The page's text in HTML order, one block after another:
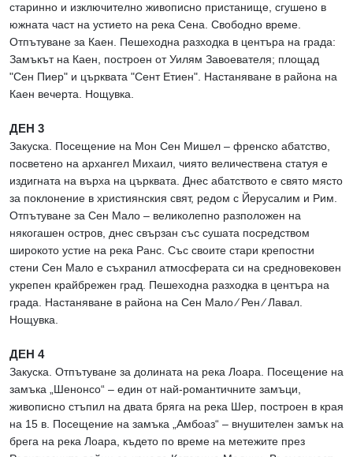
старинно и изключително живописно пристанище, сгушено в
южната част на устието на река Сена. Свободно време.
Отпътуване за Каен. Пешеходна разходка в центъра на града:
Замъкът на Каен, построен от Уилям Завоевателя; площад
"Сен Пиер" и църквата "Сент Етиен". Настаняване в района на
Каен вечерта. Нощувка.
ДЕН 3
Закуска. Посещение на Мон Сен Мишел – френско абатство,
посветено на архангел Михаил, чиято величествена статуя е
издигната на върха на църквата. Днес абатството е свято място
за поклонение в християнския свят, редом с Йерусалим и Рим.
Отпътуване за Сен Мало – великолепно разположен на
някогашен остров, днес свързан със сушата посредством
широкото устие на река Ранс. Със своите стари крепостни
стени Сен Мало е съхранил атмосферата си на средновековен
укрепен крайбрежен град. Пешеходна разходка в центъра на
града. Настаняване в района на Сен Мало ∕ Рен ∕ Лавал.
Нощувка.
ДЕН 4
Закуска. Отпътуване за долината на река Лоара. Посещение на
замъка „Шенонсо“ – един от най-романтичните замъци,
живописно стъпил на двата бряга на река Шер, построен в края
на 15 в. Посещение на замъка „Амбоаз“ – внушителен замък на
брега на река Лоара, където по време на метежите през